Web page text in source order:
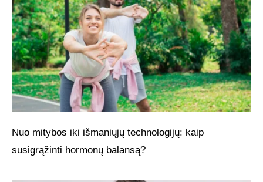
Nuo mitybos iki išmaniųjų technologijų: kaip
susigrąžinti hormonų balansą?